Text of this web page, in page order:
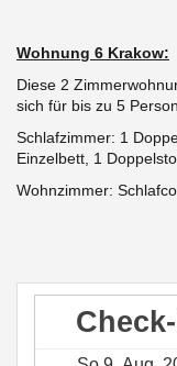
Wohnung 6 Krakow:
Diese 2
sich für bis zu 5
Schlafzimmer: 1
Einzelbett, 1
Wohnzimmer: